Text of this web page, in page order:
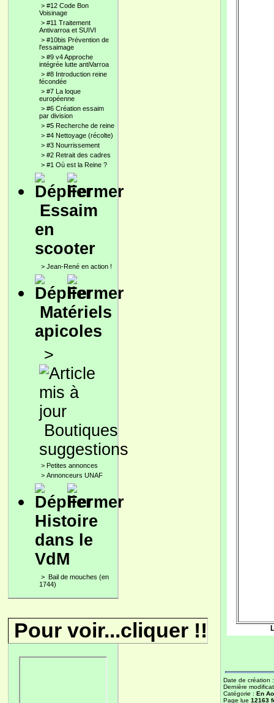
> #12 Code Bon
Voisinage
> #11 Traitement
Antivarroa et SUIVI
> #10bis Prévention de
l'essaimage
> #9 v4 Approche
intégrée lutte antiVarroa
> #8 Introduction reine
fécondée
> #7 La loque
européenne
> #6 Création essaim
par division
> #5 Recherche de reine
> #4 Nettoyage (récolte)
> #3 Nourrissement
> #2 Retrait des cadres
> #1 Où est la Reine ?
Essaim
en
scooter
> Jean-René en action !
Matériels
apicoles
>
Boutiques
suggestions
> Petites annonces
> Annonceurs UNAF
Histoire
dans le
VdM
> Bail de mouches (en
1744)
Pour voir...cliquer !!
Date de création
Dernière
Catégorie : En
Page lue 12163